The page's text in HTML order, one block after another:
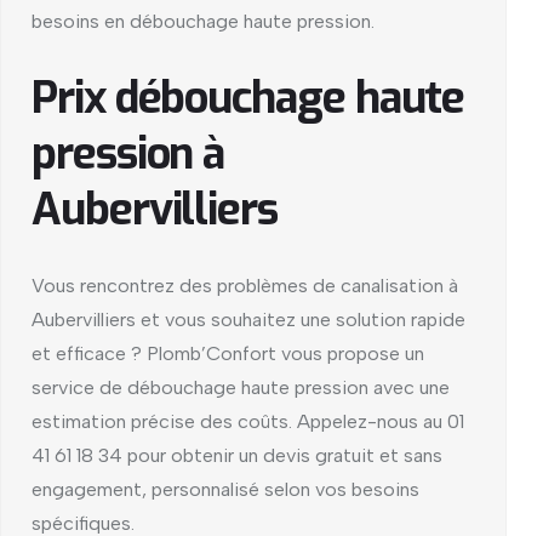
besoins en débouchage haute pression.
Prix débouchage haute
pression à
Aubervilliers
Vous rencontrez des problèmes de canalisation à
Aubervilliers et vous souhaitez une solution rapide
et efficace ? Plomb’Confort vous propose un
service de débouchage haute pression avec une
estimation précise des coûts. Appelez-nous au 01
41 61 18 34 pour obtenir un devis gratuit et sans
engagement, personnalisé selon vos besoins
spécifiques.